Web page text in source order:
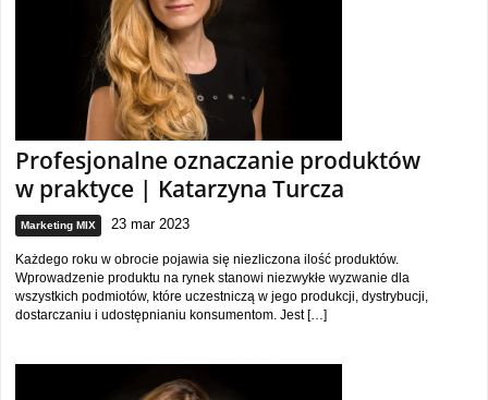
Profesjonalne oznaczanie produktów
w praktyce | Katarzyna Turcza
Marketing MIX 23 mar 2023
Każdego roku w obrocie pojawia się niezliczona ilość produktów.
Wprowadzenie produktu na rynek stanowi niezwykłe wyzwanie dla
wszystkich podmiotów, które uczestniczą w jego produkcji, dystrybucji,
dostarczaniu i udostępnianiu konsumentom. Jest […]